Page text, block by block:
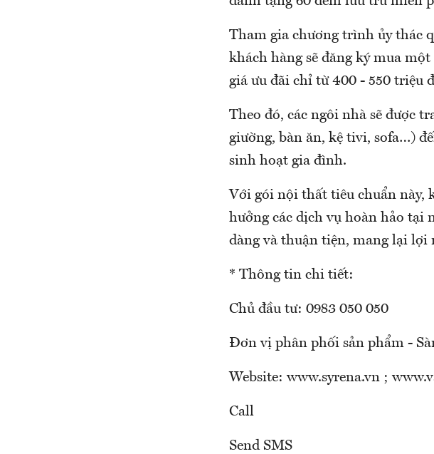
Tham gia chương trình ủy thác
khách hàng sẽ đăng ký mua
giá ưu đãi chỉ từ 400 - 550 triệu
Theo đó, các ngôi nhà sẽ được
giường, bàn ăn, kệ tivi, sofa…)
sinh hoạt gia đình.
Với gói nội thất tiêu chuẩn này,
hưởng các dịch vụ hoàn hảo tại
dàng và thuận tiện, mang lại lợi
* Thông tin chi tiết:
Chủ đầu tư: 0983 050 050
Đơn vị phân phối sản phẩm -
Website: www.syrena.vn ;
Call
Send SMS